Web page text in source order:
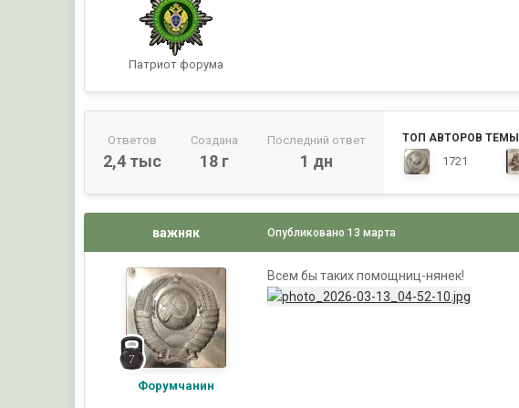
Патриот форума
Ответов
2,4 тыс
Создана
18 г
Последний ответ
1 дн
ТОП АВТОРОВ ТЕМЫ
1721
важняк
Форумчанин
Опубликовано13 марта
Всем бы таких помощниц-нянек!